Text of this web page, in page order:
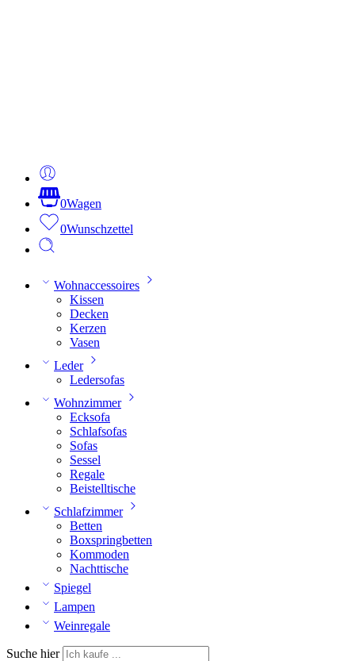
0Wagen
0Wunschzettel
Wohnaccessoires
Kissen
Decken
Kerzen
Vasen
Leder
Ledersofas
Wohnzimmer
Ecksofa
Schlafsofas
Sofas
Sessel
Regale
Beistelltische
Schlafzimmer
Betten
Boxspringbetten
Kommoden
Nachttische
Spiegel
Lampen
Weinregale
Suche hier